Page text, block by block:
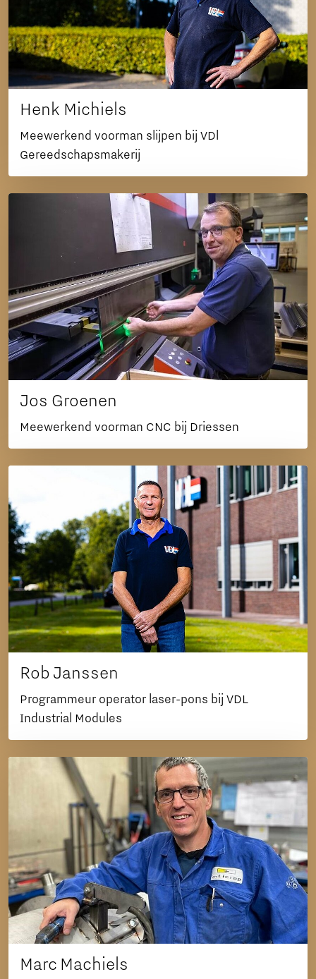
Henk Michiels
Meewerkend voorman slijpen bij VDl
Gereedschapsmakerij
Jos Groenen
Meewerkend voorman CNC bij Driessen
Rob Janssen
Programmeur operator laser-pons bij VDL
Industrial Modules
Marc Machiels